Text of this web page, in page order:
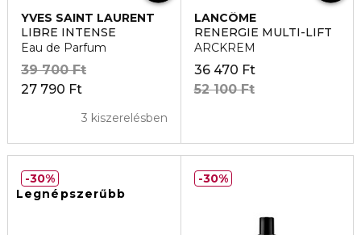
YVES SAINT LAURENT
LIBRE INTENSE
Eau de Parfum
27 790 Ft
39 700 Ft
3 kiszerelésben
LANCÔME
RENERGIE MULTI-LIFT
ARCKREM
36 470 Ft
52 100 Ft
Legnépszerűbb
30% 30%